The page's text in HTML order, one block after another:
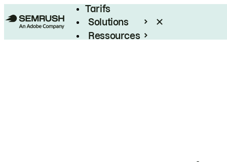
Tarifs
Solutions
Ressources